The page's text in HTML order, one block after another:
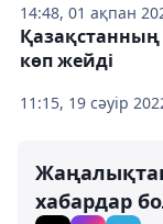
14:48, 01 ақпан
11:15, 19 сәуір
Қазақстанның
көп жейді
хабардар